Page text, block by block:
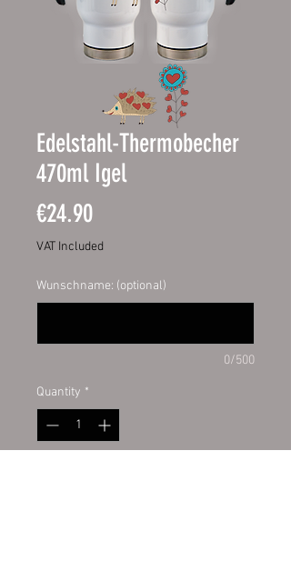
Edelstahl-Thermobecher
470ml Igel
€24.90Price
VAT Included
Wunschname: (optional)
0/500
Quantity *